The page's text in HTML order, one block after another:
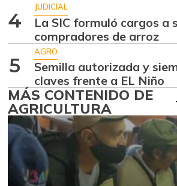
4
JUDICIAL
La SIC formuló cargos a
compradores de arroz
5
AGRO
Semilla autorizada y
claves frente a EL Niño
MÁS CONTENIDO DE
AGRICULTURA